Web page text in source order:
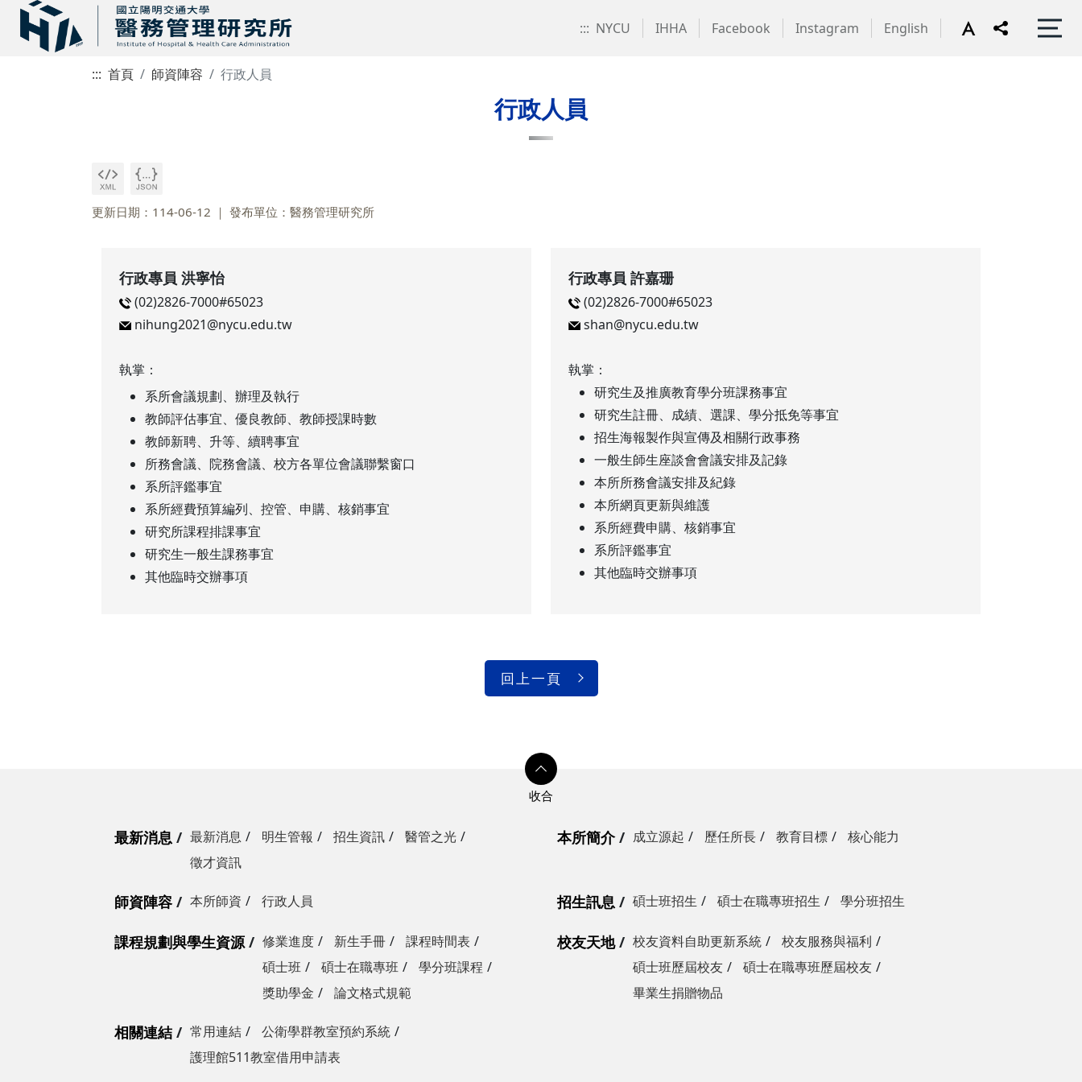
::: NYCU IHHA Facebook Instagram English
::: 首頁 師資陣容 行政人員
行政人員
更新日期：114-06-12 發布單位：醫務管理研究所
行政專員 洪寧怡
(02)2826-7000#65023
nihung2021@nycu.edu.tw
執掌：
系所會議規劃、辦理及執行
教師評估事宜、優良教師、教師授課時數
教師新聘、升等、續聘事宜
所務會議、院務會議、校方各單位會議聯繫窗口
系所評鑑事宜
系所經費預算編列、控管、申購、核銷事宜
研究所課程排課事宜
研究生一般生課務事宜
其他臨時交辦事項
行政專員 許嘉珊
(02)2826-7000#65023
shan@nycu.edu.tw
執掌：
研究生及推廣教育學分班課務事宜
研究生註冊、成績、選課、學分抵免等事宜
招生海報製作與宣傳及相關行政事務
一般生師生座談會會議安排及記錄
本所所務會議安排及紀錄
本所網頁更新與維護
系所經費申購、核銷事宜
系所評鑑事宜
其他臨時交辦事項
回上一頁
最新消息 最新消息 明生管報 招生資訊
醫管之光
徵才資訊
本所簡介 成立源起 歷任所長 教育目標 核心能力
師資陣容 本所師資 行政人員 招生訊息 碩士班招生 碩士在職專班招生 學分班招生
課程規劃與學生資源 修業進度 新生手冊
課程時間表
碩士班
碩士在職專班
學分班課程
獎助學金
論文格式規範
校友天地 校友資料自助更新系統
校友服務與福利
碩士班歷屆校友
碩士在職專班歷屆校友
畢業生捐贈物品
相關連結 常用連結
公衛學群教室預約系統
護理館511教室借用申請表